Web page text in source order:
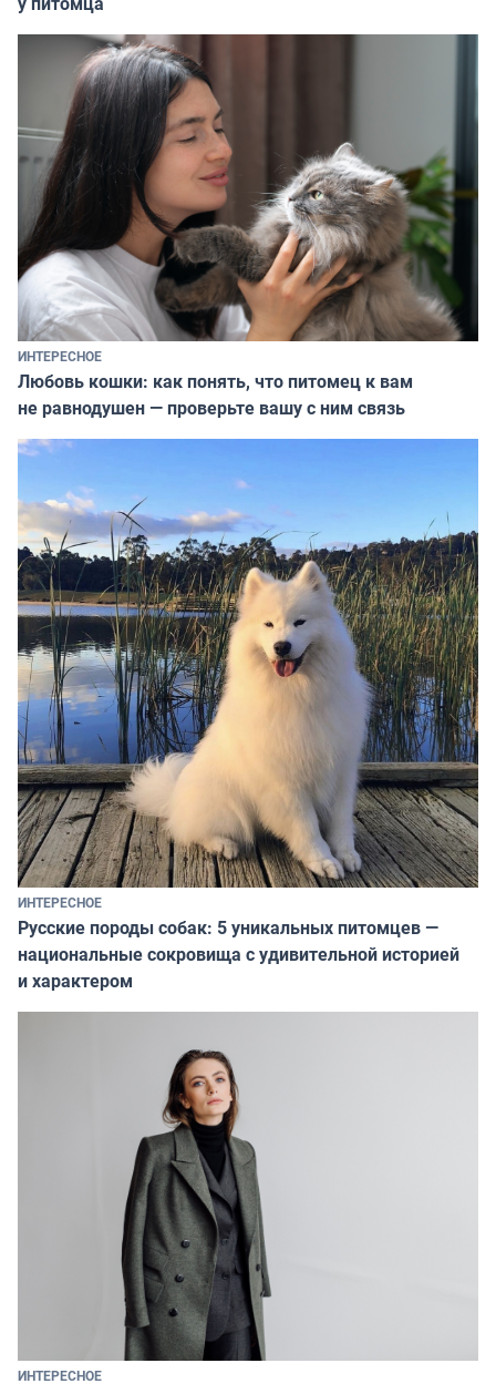
ИНТЕРЕСНОЕ
Любовь кошки: как понять, что питомец к вам
не равнодушен — проверьте вашу с ним связь
ИНТЕРЕСНОЕ
Русские породы собак: 5 уникальных питомцев —
национальные сокровища с удивительной историей
и характером
ИНТЕРЕСНОЕ